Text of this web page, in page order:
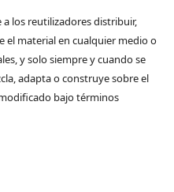
los reutilizadores distribuir,
el material en cualquier medio o
y solo siempre y cuando se
adapta o construye sobre el
bajo términos